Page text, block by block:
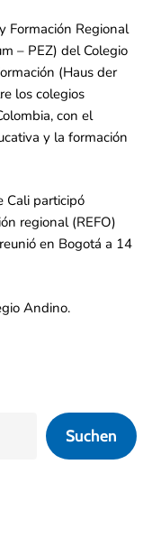
Formación Regional
– PEZ) del Colegio
(Haus der
los colegios
con el
y la formación
Cali participó
regional (REFO)
en Bogotá a 14
Andino.
Suchen